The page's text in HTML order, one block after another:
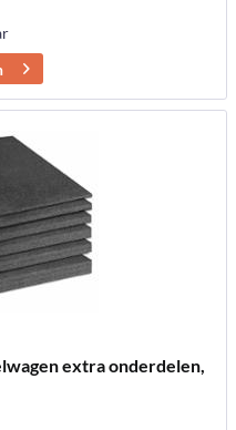
extra onderdelen,